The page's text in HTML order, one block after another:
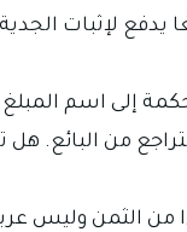
لإثبات
إلى اسم
من البائع.
من الثمن وليس